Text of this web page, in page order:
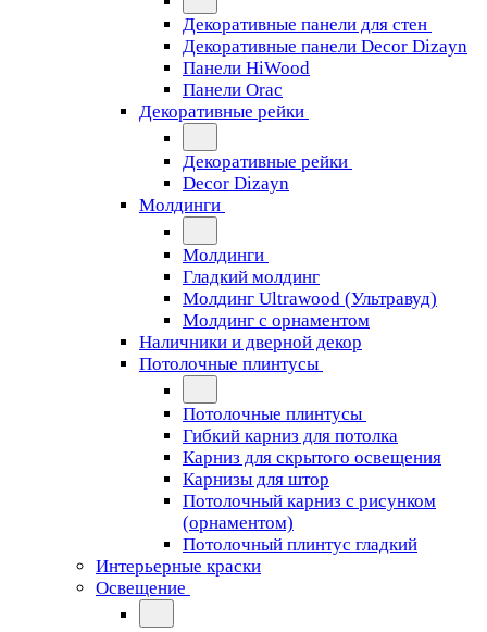
Декоративные панели для стен
Декоративные панели Decor Dizayn
Панели HiWood
Панели Orac
Декоративные рейки
Декоративные рейки
Decor Dizayn
Молдинги
Молдинги
Гладкий молдинг
Молдинг Ultrawood (Ультравуд)
Молдинг с орнаментом
Наличники и дверной декор
Потолочные плинтусы
Потолочные плинтусы
Гибкий карниз для потолка
Карниз для скрытого освещения
Карнизы для штор
Потолочный карниз с рисунком
(орнаментом)
Потолочный плинтус гладкий
Интерьерные краски
Освещение